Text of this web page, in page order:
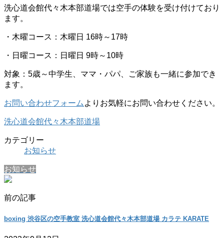
洗心道会館代々木本部道場では空手の体験を受け付けており
ます。
・木曜コース：木曜日 16時～17時
・日曜コース：日曜日 9時～10時
対象：5歳～中学生、ママ・パパ、ご家族も一緒に参加でき
ます。
お問い合わせフォーム よりお気軽にお問い合わせください。
洗心道会館代々木本部道場
カテゴリー
お知らせ
お知らせ
前の記事
boxing 渋谷区の空手教室 洗心道会館代々木本部道場 カラテ KARATE